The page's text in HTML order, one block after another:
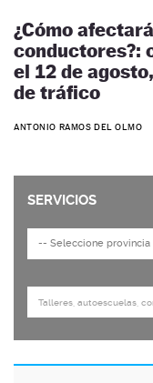
¿Cómo
conductores?:
el 12 de
de tráfico
ANTONIO RAMOS DEL OLMO